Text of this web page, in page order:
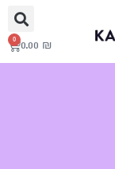
0.00 ₪
0